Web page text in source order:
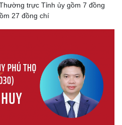
trực Tỉnh ủy gồm 7 đồng
27 đồng chí